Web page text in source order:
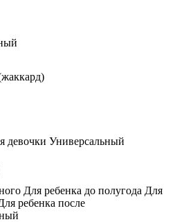
девочки Универсальный
Для ребенка до полугода Для
ребенка после